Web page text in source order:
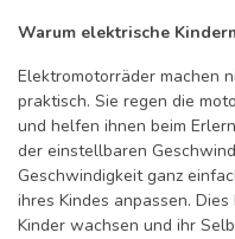
Warum elektrische
Elektromotorräder machen
praktisch. Sie regen die
und helfen ihnen beim
der einstellbaren
Geschwindigkeit ganz
ihres Kindes anpassen.
Kinder wachsen und ihr